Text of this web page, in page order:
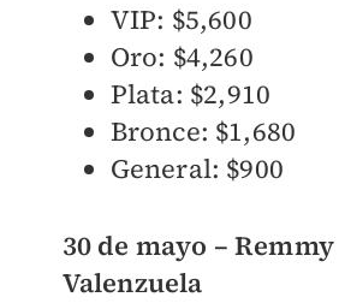
VIP: $5,600
Oro: $4,260
Plata: $2,910
Bronce: $1,680
General: $900
30 de mayo – Remmy
Valenzuela